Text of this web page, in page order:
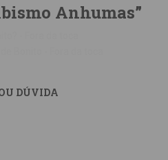
Anhumas”
DÚVIDA